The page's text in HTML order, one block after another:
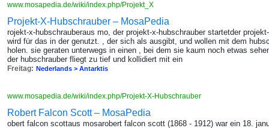
www.mosapedia.de/wiki/index.php/Projekt_X
Projekt-X-Hubschrauber – MosaPedia
rojekt-x-hubschrauberaus mo, der projekt-x-hubschrauber startetder
wird für das in der genutzt. , der sich als ausgibt, und wollen mit dem
holen. sie geraten unterwegs in einen , bei dem sie kaum noch etwas
der hubschrauber fliegt zu tief und kollidiert mit ein
Freitag: Nederlands > Antarktis
www.mosapedia.de/wiki/index.php/Projekt-X-Hubschrauber
Robert Falcon Scott – MosaPedia
obert falcon scottaus mosarobert falcon scott (1868 - 1912) war ein 18.